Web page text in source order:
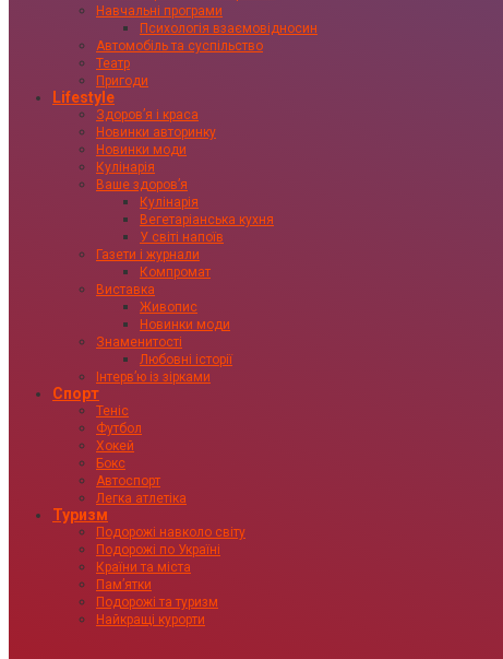
Навчальні програми
Психологія взаємовідносин
Автомобіль та суспільство
Театр
Пригоди
Lifestyle
Здоровʼя і краса
Новинки авторинку
Новинки моди
Кулінарія
Ваше здоровʼя
Кулінарія
Вегетаріанська кухня
У світі напоїв
Газети і журнали
Компромат
Виставка
Живопис
Новинки моди
Знаменитості
Любовні історії
Інтервʼю із зірками
Спорт
Теніс
Футбол
Хокей
Бокс
Автоспорт
Легка атлетіка
Туризм
Подорожі навколо світу
Подорожі по Україні
Країни та міста
Пам’ятки
Подорожі та туризм
Найкращі курорти